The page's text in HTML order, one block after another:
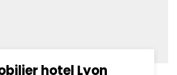
hotel Lyon